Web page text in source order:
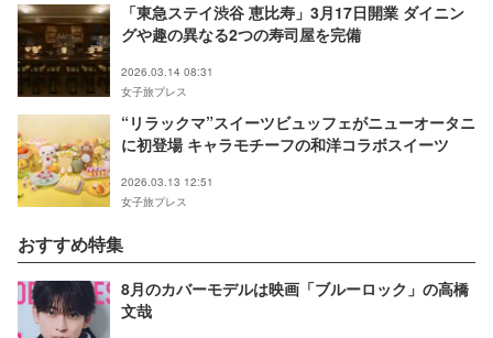
「東急ステイ渋谷 恵比寿」3月17日開業 ダイニン
グや趣の異なる2つの寿司屋を完備
2026.03.14 08:31
女子旅プレス
“リラックマ”スイーツビュッフェがニューオータニ
に初登場 キャラモチーフの和洋コラボスイーツ
2026.03.13 12:51
女子旅プレス
おすすめ特集
8月のカバーモデルは映画「ブルーロック」の高橋
文哉